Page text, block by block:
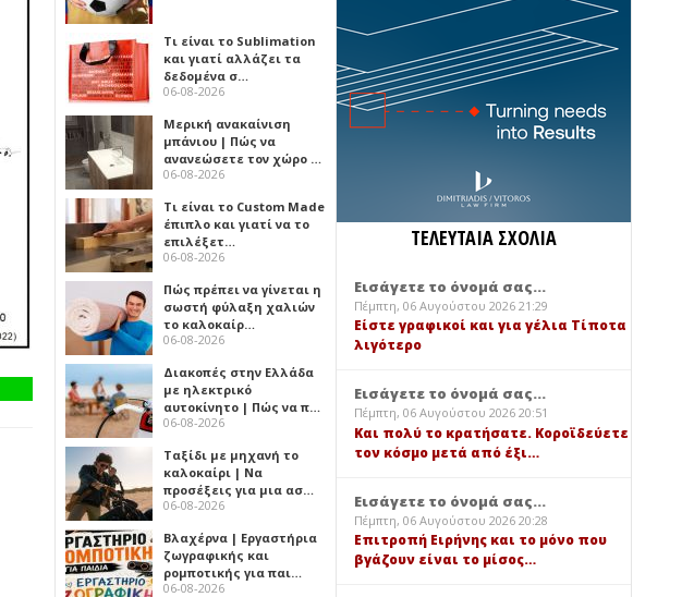
Τι είναι το Sublimation
και γιατί αλλάζει τα
δεδομένα σ…
06-08-2026
Μερική ανακαίνιση
μπάνιου | Πώς να
ανανεώσετε τον χώρο …
06-08-2026
Τι είναι το Custom Made
έπιπλο και γιατί να το
επιλέξετ…
06-08-2026
Πώς πρέπει να γίνεται η
σωστή φύλαξη χαλιών
το καλοκαίρ…
06-08-2026
Διακοπές στην Ελλάδα
με ηλεκτρικό
αυτοκίνητο | Πώς να π…
06-08-2026
Ταξίδι με μηχανή το
καλοκαίρι | Να
προσέξεις για μια ασ…
06-08-2026
Βλαχέρνα | Εργαστήρια
ζωγραφικής και
ρομποτικής για παι…
06-08-2026
ΤΕΛΕΥΤΑΙΑ ΣΧΟΛΙΑ
Εισάγετε το όνομά σας...
Πέμπτη, 06 Αυγούστου 2026 21:29
Είστε γραφικοί και για γέλια Τίποτα
λιγότερο
Εισάγετε το όνομά σας...
Πέμπτη, 06 Αυγούστου 2026 20:51
Και πολύ το κρατήσατε. Κοροϊδεύετε
τον κόσμο μετά από έξι…
Εισάγετε το όνομά σας...
Πέμπτη, 06 Αυγούστου 2026 20:28
Επιτροπή Ειρήνης και το μόνο που
βγάζουν είναι το μίσος…